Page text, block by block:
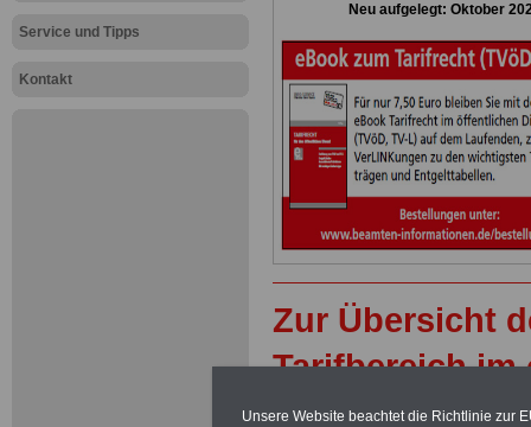
Service und Tipps
Kontakt
Neu aufgelegt: Oktober
Zur Übersicht
Tarifbereich
Unsere Website beachtet die Richtlinie zur